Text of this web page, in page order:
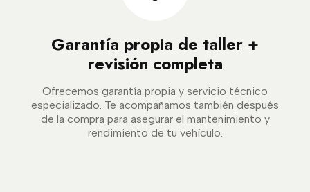
Garantía propia de taller +
revisión completa
Ofrecemos garantía propia y servicio técnico
especializado. Te acompañamos también después
de la compra para asegurar el mantenimiento y
rendimiento de tu vehículo.